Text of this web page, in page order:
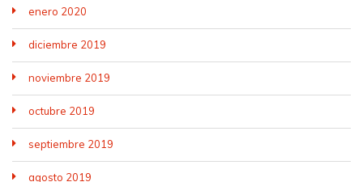
enero 2020
diciembre 2019
noviembre 2019
octubre 2019
septiembre 2019
agosto 2019